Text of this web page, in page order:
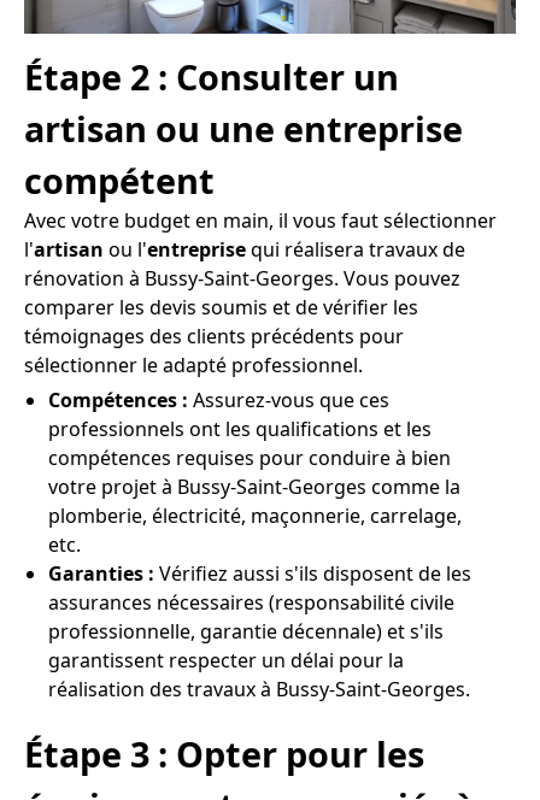
Étape 2 : Consulter un
artisan ou une entreprise
compétent
Avec votre budget en main, il vous faut sélectionner
l'artisan ou l'entreprisequi réalisera travaux de
rénovation à Bussy-Saint-Georges. Vous pouvez
comparer les devis soumis et de vérifier les
témoignages des clients précédents pour
sélectionner le adapté professionnel.
Compétences : Assurez-vous que ces
professionnels ont les qualifications et les
compétences requises pour conduire à bien
votre projet à Bussy-Saint-Georges comme la
plomberie, électricité, maçonnerie, carrelage,
etc.
Garanties : Vérifiez aussi s'ils disposent de les
assurances nécessaires (responsabilité civile
professionnelle, garantie décennale) et s'ils
garantissent respecter un délai pour la
réalisation des travaux à Bussy-Saint-Georges.
Étape 3 : Opter pour les